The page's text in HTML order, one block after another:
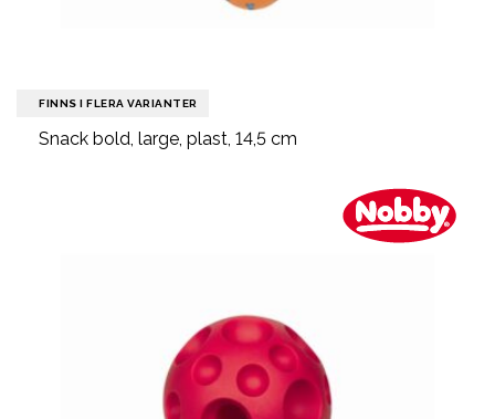
FINNS I FLERA VARIANTER
Snack bold, large, plast, 14,5 cm